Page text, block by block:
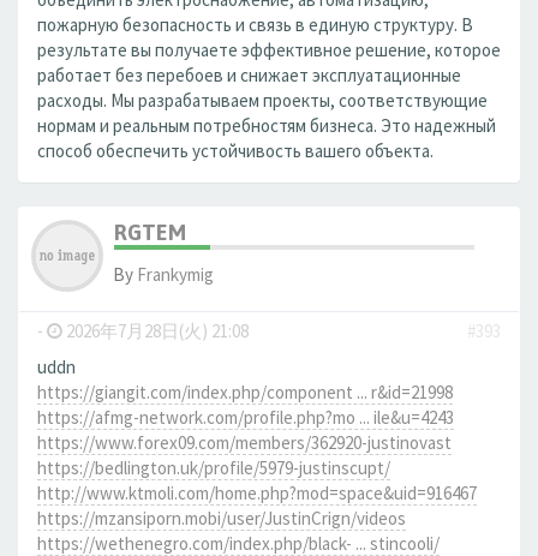
пожарную безопасность и связь в единую структуру. В
результате вы получаете эффективное решение, которое
работает без перебоев и снижает эксплуатационные
расходы. Мы разрабатываем проекты, соответствующие
нормам и реальным потребностям бизнеса. Это надежный
способ обеспечить устойчивость вашего объекта.
RGTEM
By Frankymig
- 2026年7月28日(火) 21:08
#393
uddn
https://giangit.com/index.php/component ... r&id=21998
https://afmg-network.com/profile.php?mo ... ile&u=4243
https://www.forex09.com/members/362920-justinovast
https://bedlington.uk/profile/5979-justinscupt/
http://www.ktmoli.com/home.php?mod=space&uid=916467
https://mzansiporn.mobi/user/JustinCrign/videos
https://wethenegro.com/index.php/black- ... stincooli/